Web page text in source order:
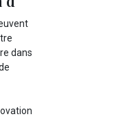
dans